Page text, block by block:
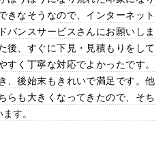
きなそうなので、インターネット
バンスサービスさんにお願いしま
後、すぐに下見・見積もりをして
すく丁寧な対応でよかったです。
、後始末もきれいで満足です。他
らも大きくなってきたので、そち
す。